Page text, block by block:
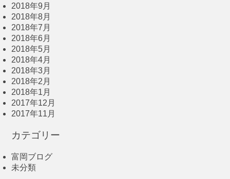
2018年9月
2018年8月
2018年7月
2018年6月
2018年5月
2018年4月
2018年3月
2018年2月
2018年1月
2017年12月
2017年11月
カテゴリー
富岡ブログ
未分類